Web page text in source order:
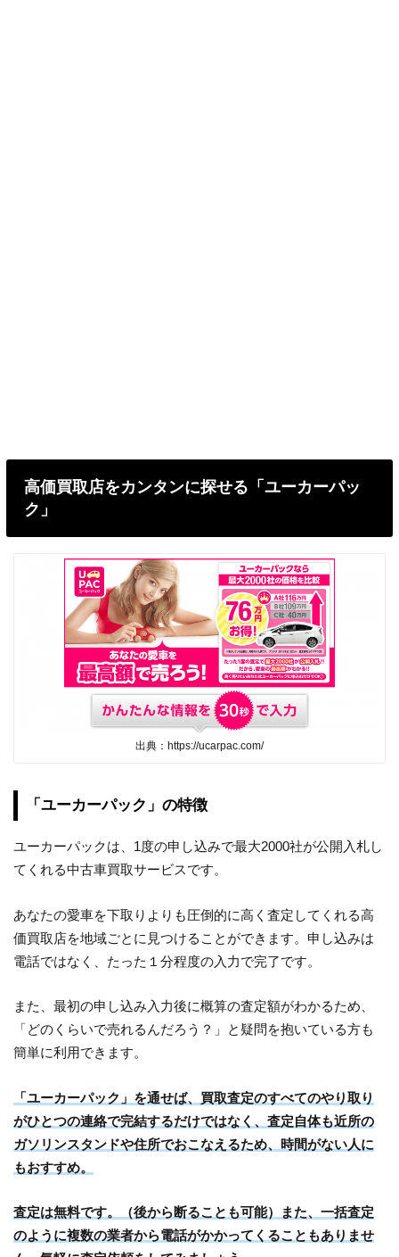
高価買取店をカンタンに探せる「ユーカーパッ
ク」
出典：https://ucarpac.com/
「ユーカーパック」の特徴
ユーカーパックは、1度の申し込みで最大2000社が公開入札し
てくれる中古車買取サービスです。
あなたの愛車を下取りよりも圧倒的に高く査定してくれる高
価買取店を地域ごとに見つけることができます。申し込みは
電話ではなく、たった１分程度の入力で完了です。
また、最初の申し込み入力後に概算の査定額がわかるため、
「どのくらいで売れるんだろう？」と疑問を抱いている方も
簡単に利用できます。
「ユーカーパック」を通せば、買取査定のすべてのやり取り
がひとつの連絡で完結するだけではなく、査定自体も近所の
ガソリンスタンドや住所でおこなえるため、時間がない人に
もおすすめ。
査定は無料です。（後から断ることも可能）また、一括査定
のように複数の業者から電話がかかってくることもありませ